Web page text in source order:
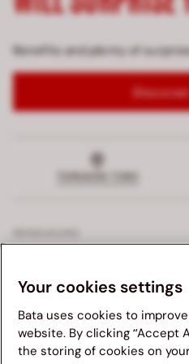
Kami menganjurkan anda
Benefits and plenty of
PERUSAHAAN
HUKUM
Your cookies settings
Bata uses cookies to
website. By clicking “Accept
the storing of cookies on